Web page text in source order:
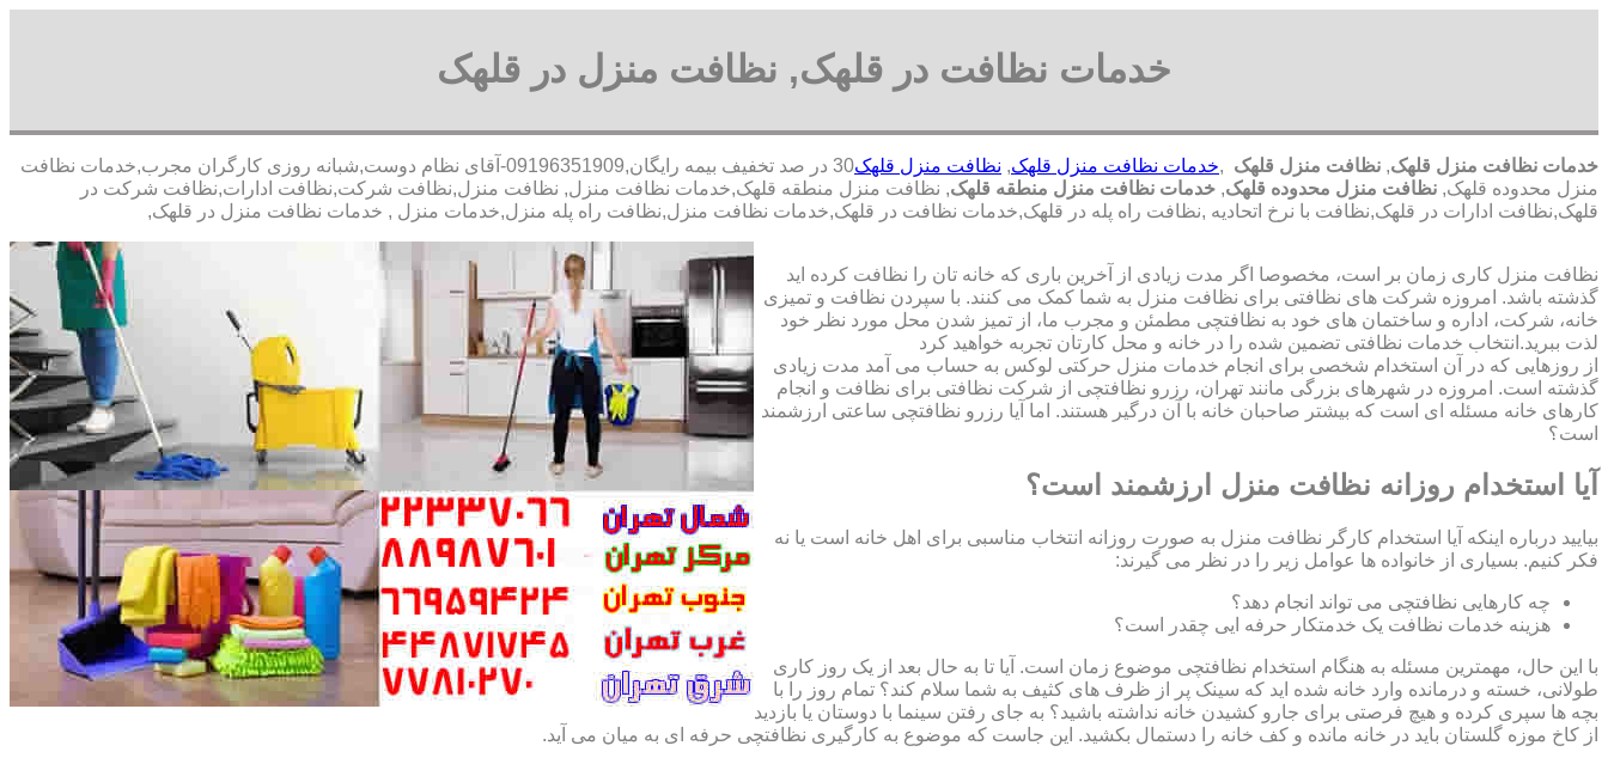
خدمات نظافت در قلهک, نظافت منزل در قلهک
خدمات نظافت منزل قلهک, نظافت منزل قلهک ,خدمات نظافت منزل قلهک, نظافت منزل قلهک
30 در صد تخفیف بیمه رایگان,09196351909-آقای نظام دوست,شبانه روزی کارگران مجرب,خدمات نظافت
منزل محدوده قلهک, نظافت منزل محدوده قلهک, خدمات نظافت منزل منطقه قلهک, نظافت منزل منطقه قلهک,خدمات نظافت منزل, نظافت منزل,نظافت شرکت,نظافت ادارات,نظافت شرکت در
قلهک,نظافت ادارات در قلهک,نظافت با نرخ اتحادیه ,نظافت راه پله در قلهک,خدمات نظافت در قلهک,خدمات نظافت منزل,نظافت راه پله منزل,خدمات منزل , خدمات نظافت منزل در قلهک,
نظافت منزل کاری زمان بر است، مخصوصا اگر مدت زیادی از آخرین باری که خانه تان را نظافت کرده اید
گذشته باشد. امروزه شرکت های نظافتی برای نظافت منزل به شما کمک می کنند. با سپردن نظافت و تمیزی
خانه، شرکت، اداره و ساختمان های خود به نظافتچی مطمئن و مجرب ما، از تمیز شدن محل مورد نظر خود
لذت ببرید.انتخاب خدمات نظافتی تضمین شده را در خانه و محل کارتان تجربه خواهید کرد
از روزهایی که در آن استخدام شخصی برای انجام خدمات منزل حرکتی لوکس به حساب می آمد مدت زیادی
گذشته است. امروزه در شهرهای بزرگی مانند تهران، رزرو نظافتچی از شرکت نظافتی برای نظافت و انجام
کارهای خانه مسئله ای است که بیشتر صاحبان خانه با آن درگیر هستند. اما آیا رزرو نظافتچی ساعتی ارزشمند
است؟
آیا استخدام روزانه نظافت منزل ارزشمند است؟
بیایید درباره اینکه آیا استخدام کارگر نظافت منزل به صورت روزانه انتخاب مناسبی برای اهل خانه است یا نه
فکر کنیم. بسیاری از خانواده ها عوامل زیر را در نظر می گیرند:
چه کارهایی نظافتچی می تواند انجام دهد؟
هزینه خدمات نظافت یک خدمتکار حرفه ایی چقدر است؟
با این حال، مهمترین مسئله به هنگام استخدام نظافتچی موضوع زمان است. آیا تا به حال بعد از یک روز کاری
طولانی، خسته و درمانده وارد خانه شده اید که سینک پر از ظرف های کثیف به شما سلام کند؟ تمام روز را با
بچه ها سپری کرده و هیچ فرصتی برای جارو کشیدن خانه نداشته باشید؟ به جای رفتن سینما با دوستان یا بازدید
از کاخ موزه گلستان باید در خانه مانده و کف خانه را دستمال بکشید. این جاست که موضوع به کارگیری نظافتچی حرفه ای به میان می آید.